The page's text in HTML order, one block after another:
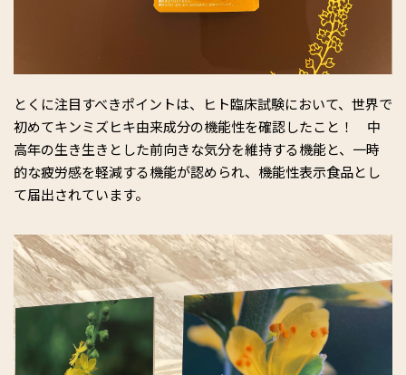
とくに注目すべきポイントは、ヒト臨床試験において、世界で
初めてキンミズヒキ由来成分の機能性を確認したこと！ 中
高年の生き生きとした前向きな気分を維持する機能と、一時
的な疲労感を軽減する機能が認められ、機能性表示食品とし
て届出されています。